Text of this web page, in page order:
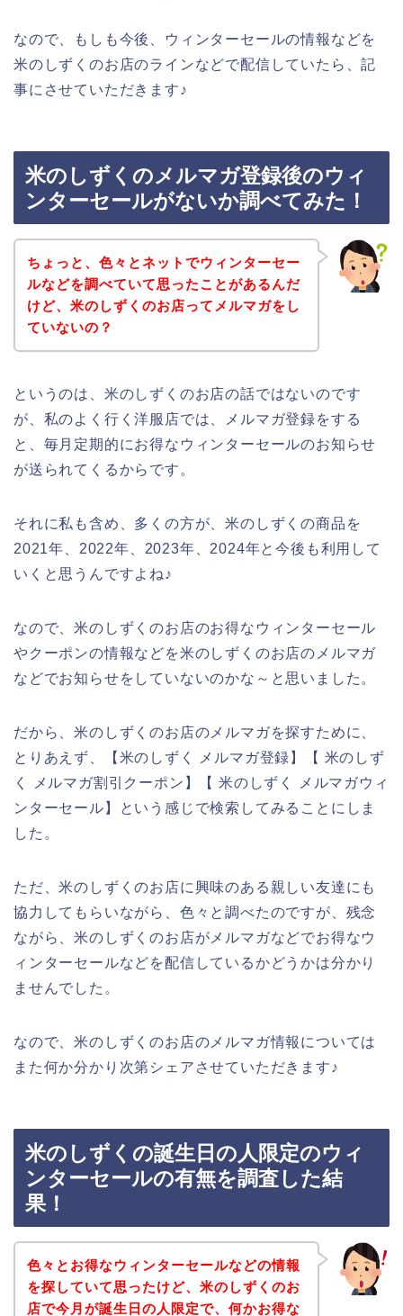
なので、もしも今後、ウィンターセールの情報などを
米のしずくのお店のラインなどで配信していたら、記
事にさせていただきます♪
米のしずくのメルマガ登録後のウィ
ンターセールがないか調べてみた！
ちょっと、色々とネットでウィンターセー
ルなどを調べていて思ったことがあるんだ
けど、米のしずくのお店ってメルマガをし
ていないの？
というのは、米のしずくのお店の話ではないのです
が、私のよく行く洋服店では、メルマガ登録をする
と、毎月定期的にお得なウィンターセールのお知らせ
が送られてくるからです。
それに私も含め、多くの方が、米のしずくの商品を
2021年、2022年、2023年、2024年と今後も利用して
いくと思うんですよね♪
なので、米のしずくのお店のお得なウィンターセール
やクーポンの情報などを米のしずくのお店のメルマガ
などでお知らせをしていないのかな～と思いました。
だから、米のしずくのお店のメルマガを探すために、
とりあえず、【米のしずく メルマガ登録】【 米のしず
く メルマガ割引クーポン】【 米のしずく メルマガウィ
ンターセール】という感じで検索してみることにしま
した。
ただ、米のしずくのお店に興味のある親しい友達にも
協力してもらいながら、色々と調べたのですが、残念
ながら、米のしずくのお店がメルマガなどでお得なウ
ィンターセールなどを配信しているかどうかは分かり
ませんでした。
なので、米のしずくのお店のメルマガ情報については
また何か分かり次第シェアさせていただきます♪
米のしずくの誕生日の人限定のウィ
ンターセールの有無を調査した結
果！
色々とお得なウィンターセールなどの情報
を探していて思ったけど、米のしずくのお
店で今月が誕生日の人限定で、何かお得な